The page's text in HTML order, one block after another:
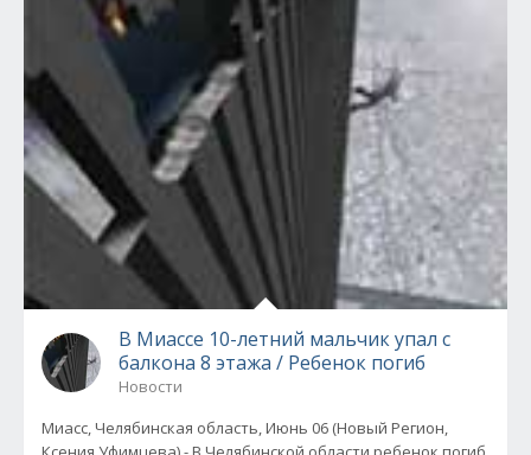
В Миассе 10-летний мальчик упал с
балкона 8 этажа / Ребенок погиб
Новости
Миасс, Челябинская область, Июнь 06 (Новый Регион,